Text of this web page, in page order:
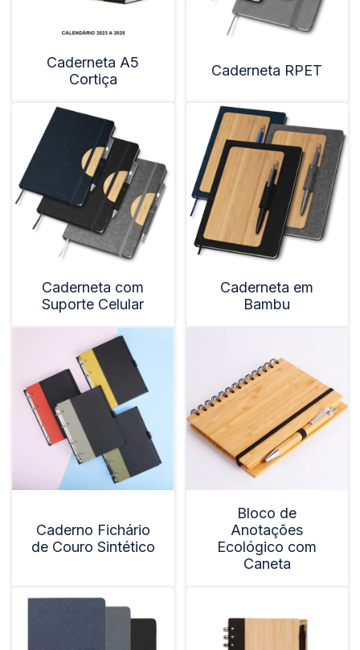
Caderneta A5
Cortiça
Caderneta RPET
Caderneta com
Suporte Celular
Caderneta em
Bambu
Caderno Fichário
de Couro Sintético
Bloco de
Anotações
Ecológico com
Caneta